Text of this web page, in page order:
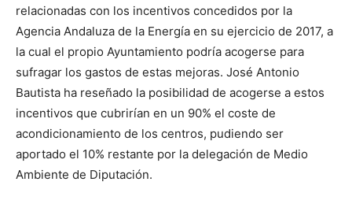
relacionadas con los incentivos concedidos por la
Agencia Andaluza de la Energía en su ejercicio de 2017, a
la cual el propio Ayuntamiento podría acogerse para
sufragar los gastos de estas mejoras. José Antonio
Bautista ha reseñado la posibilidad de acogerse a estos
incentivos que cubrirían en un 90% el coste de
acondicionamiento de los centros, pudiendo ser
aportado el 10% restante por la delegación de Medio
Ambiente de Diputación.